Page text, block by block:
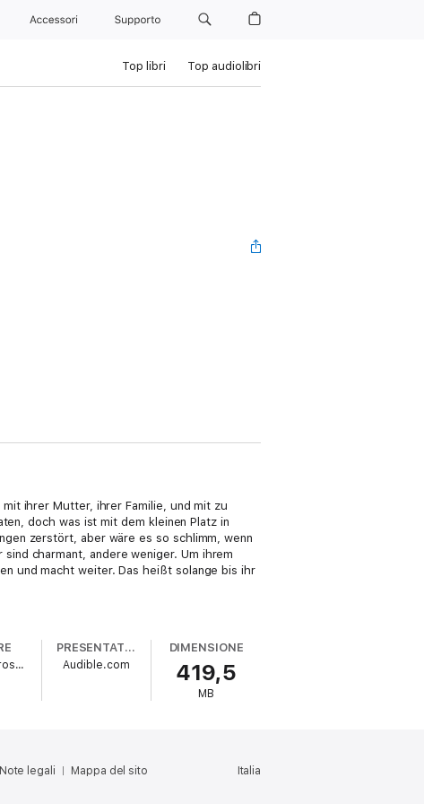
Accessori Supporto
Top libri Top audiolibri
ihrer Mutter, ihrer Familie, und mit zu
doch was ist mit dem kleinen Platz in
zerstört, aber wäre es so schlimm, wenn
charmant, andere weniger. Um ihrem
und macht weiter. Das heißt solange bis ihr
AmazonCrossing
PRESENTATO DA
Audible.com
DIMENSIONE
419,5
MB
Italia
Note legali Mappa del sito